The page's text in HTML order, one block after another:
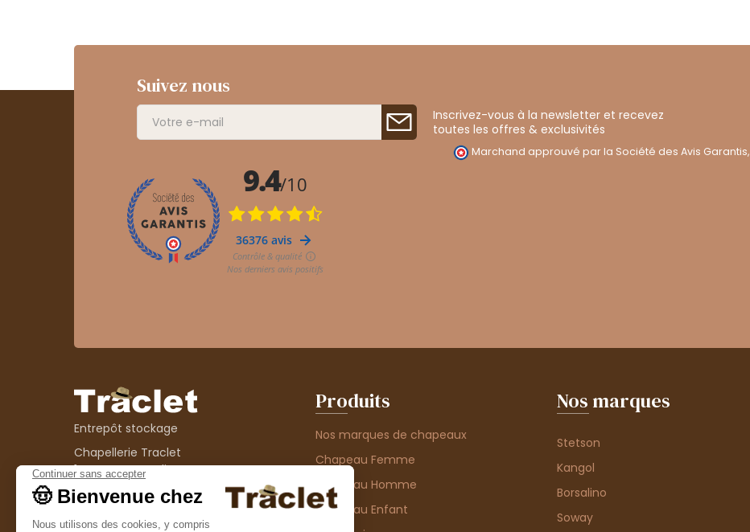
Suivez nous
Inscrivez-vous à la newsletter et recevez
toutes les offres & exclusivités
Marchand approuvé par la Société des Avis Garantis,
Entrepôt stockage
Chapellerie Traclet
14 Impasse Bardin
42300 Roanne
contact@chapellerie-traclet.com
Boutique
Produits
Nos marques de chapeaux
Chapeau Femme
Chapeau Homme
Chapeau Enfant
Nos marques
Stetson
Kangol
Borsalino
Soway